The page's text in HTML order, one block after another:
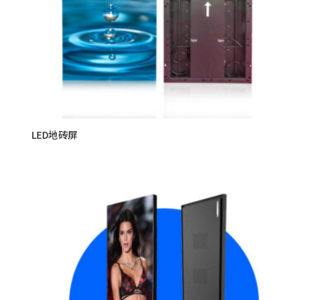
LED地砖屏